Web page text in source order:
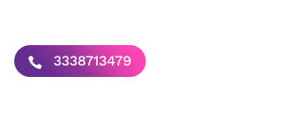
3338713479